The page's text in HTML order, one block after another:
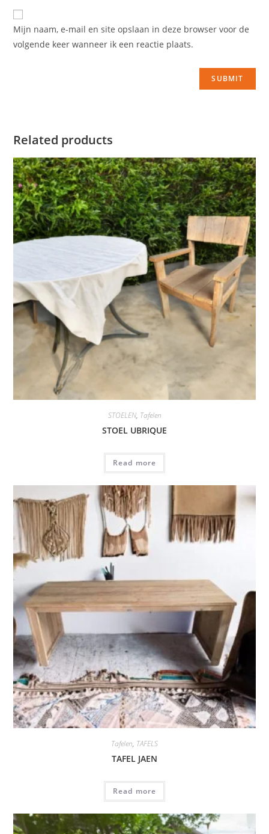
Mijn naam, e-mail en site opslaan in deze browser voor de
volgende keer wanneer ik een reactie plaats.
Related products
STOELEN, Tafelen
STOEL UBRIQUE
Read more
Tafelen, TAFELS
TAFEL JAEN
Read more